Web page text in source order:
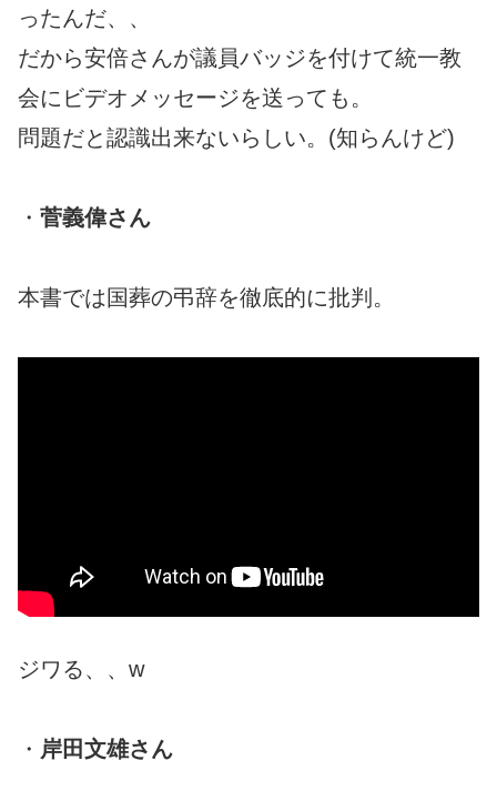
ったんだ、、
だから安倍さんが議員バッジを付けて統一教
会にビデオメッセージを送っても。
問題だと認識出来ないらしい。(知らんけど)
・ 菅義偉さん
本書では国葬の弔辞を徹底的に批判。
ジワる、、w
・ 岸田文雄さん